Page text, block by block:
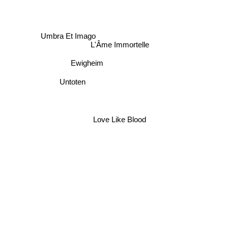
Umbra Et Imago
L'Âme Immortelle
Love Like Blood
Untoten
Ewigheim